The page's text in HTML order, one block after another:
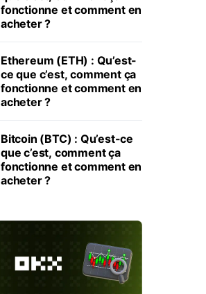
fonctionne et comment en
acheter ?
Ethereum (ETH) : Qu’est-
ce que c’est, comment ça
fonctionne et comment en
acheter ?
Bitcoin (BTC) : Qu’est-ce
que c’est, comment ça
fonctionne et comment en
acheter ?